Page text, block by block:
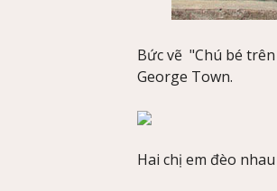
Bức vẽ "Chú bé
George Town.
Hai chị em đèo